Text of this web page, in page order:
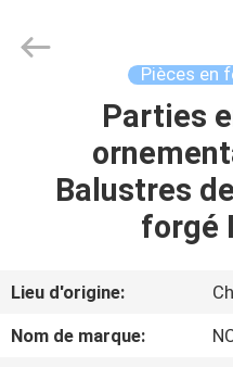
MAISON
VIDÉOS
Sunrise
Foundry
Pièces en
Parties
Balustres
forgé
Lieu d'origine:
Nom de marque: